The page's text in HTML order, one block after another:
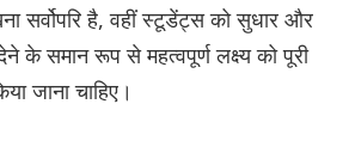
सर्वोपरि है, वहीं स्टूडेंट्स को सुधार और
के समान रूप से महत्वपूर्ण लक्ष्य को पूरी
जाना चाहिए।